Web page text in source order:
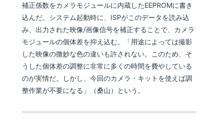
補正係数をカメラモジュールに内蔵したEEPROMに書き
込んだ。システム起動時に、ISPがこのデータを読み込
み、出力された映像/画像信号を補正することで、カメラ
モジュールの個体差を抑え込む。「用途によっては撮影
した映像の微妙な色の違いも許されない。このため、そ
うした個体差の調整に非常に多くの時間を費やしている
のが実情だ。しかし、今回のカメラ・キットを使えば調
整作業が不要になる」（桑山）という。